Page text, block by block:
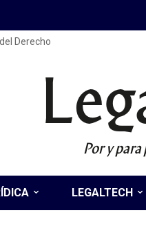
Derecho
Por y
LEGALTECH